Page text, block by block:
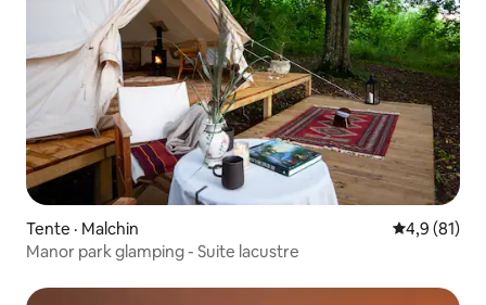
Tente · Malchin Note
4,9 (81)
Manor park glamping - Suite lacustre